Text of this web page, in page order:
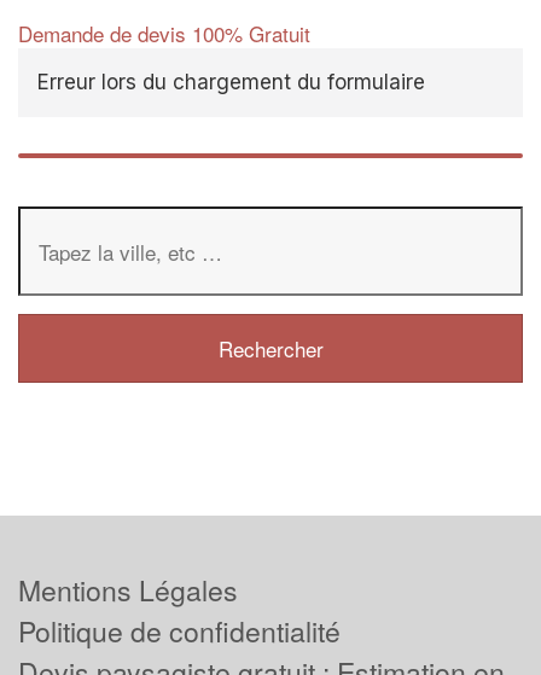
Demande de devis 100% Gratuit
Erreur lors du chargement du formulaire
Mentions Légales
Politique de confidentialité